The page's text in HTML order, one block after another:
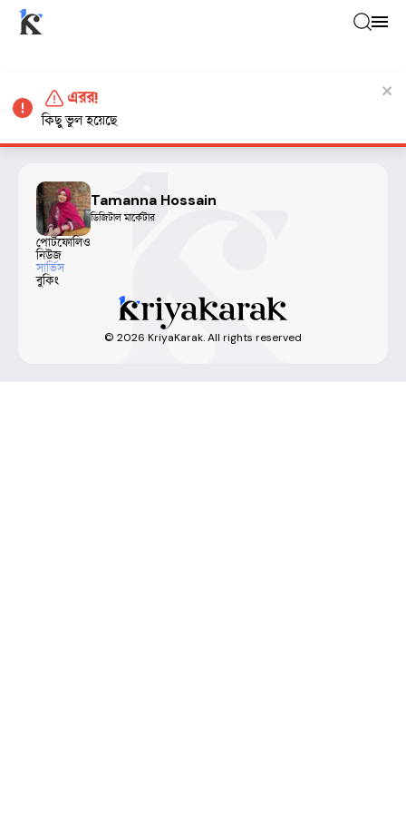
Tamanna Hossain
ডিজিটাল মার্কেটার
পোর্টফোলিও
নিউজ
সার্ভিস
বুকিং
© 2026 KriyaKarak. All rights reserved
এরর!
কিছু ভুল হয়েছে